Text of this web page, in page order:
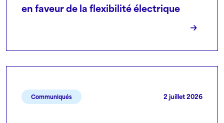
en faveur de la flexibilité électrique
Communiqués 2 juillet 2026